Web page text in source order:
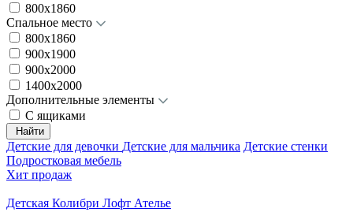
800х1860
Спальное место
800х1860
900х1900
900х2000
1400х2000
Дополнительные элементы
С ящиками
Найти
Детские для девочки Детские для мальчика Детские стенки
Подростковая мебель
Хит продаж
Детская Колибри Лофт Ателье